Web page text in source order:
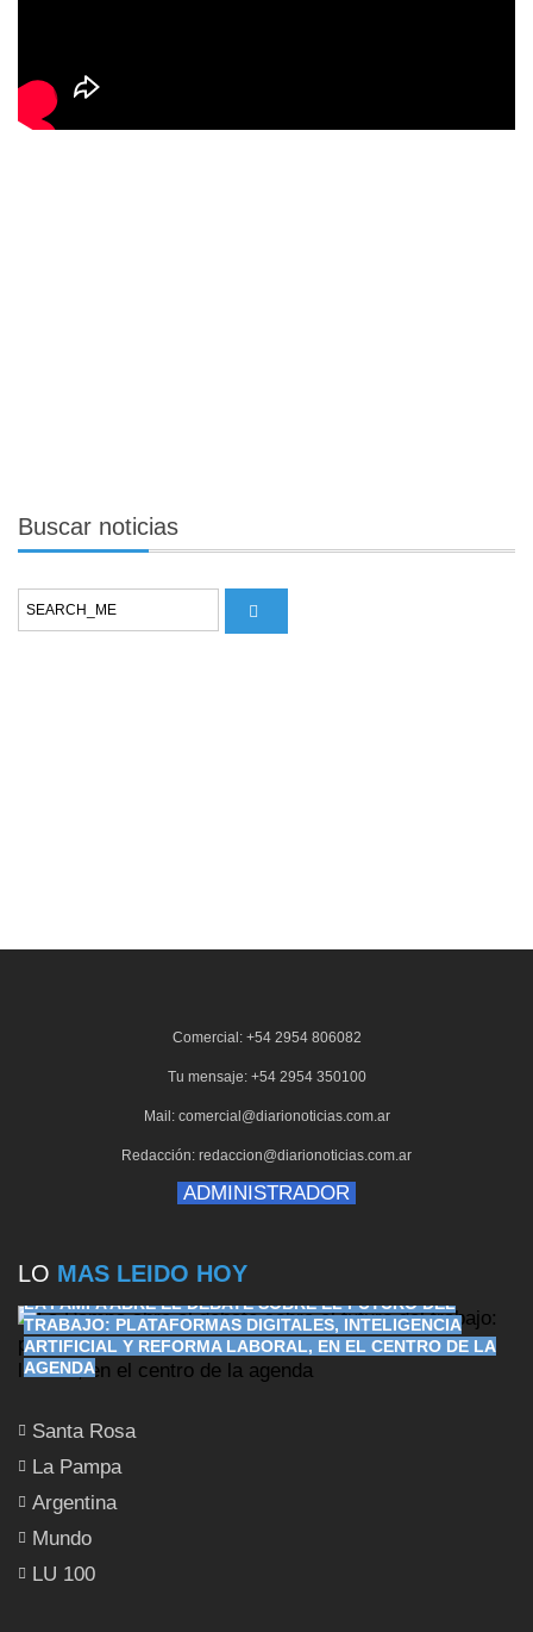
Buscar noticias
Comercial: +54 2954 806082
Tu mensaje: +54 2954 350100
Mail: comercial@diarionoticias.com.ar
Redacción: redaccion@diarionoticias.com.ar
ADMINISTRADOR
LO MAS LEIDO HOY
LA PAMPA ABRE EL DEBATE SOBRE EL FUTURO DEL
TRABAJO: PLATAFORMAS DIGITALES, INTELIGENCIA
ARTIFICIAL Y REFORMA LABORAL, EN EL CENTRO DE LA
AGENDA
Santa Rosa
La Pampa
Argentina
Mundo
LU 100